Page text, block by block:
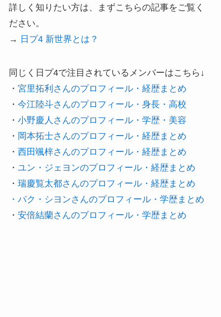
詳しく知りたい方は、まずこちらの記事をご覧く
ださい。
→ 日プ4 新世界とは？
同じく日プ4で注目されているメンバーはこちら↓
・ 宮里拓利さんのプロフィール・経歴まとめ
・ 今江陸斗さんのプロフィール・身長・高校
・ 小野慶人さんのプロフィール・学歴・美容
・ 岡本拓士さんのプロフィール・経歴まとめ
・ 西田颯梓さんのプロフィール・経歴まとめ
・ ユン・ジェヨンのプロフィール・経歴まとめ
・ 瑞慶覧太都さんのプロフィール・経歴まとめ
・パク・シヨンさんのプロフィール・学歴まとめ
・ 安倍結蘭さんのプロフィール・学歴まとめ